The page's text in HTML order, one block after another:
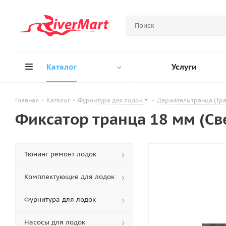
Каталог Услуги
Главная - Каталог - Фурнитура для лодок - Держатель транца
Фиксатор транца 18 мм
Тюнинг ремонт лодок
Комплектующие для лодок
Фурнитура для лодок
Насосы для лодок